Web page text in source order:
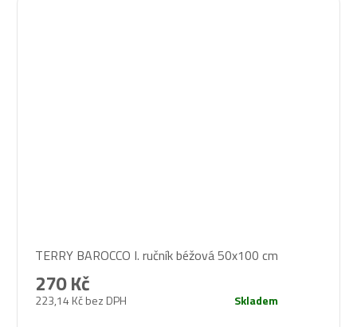
TERRY BAROCCO I. ručník béžová 50x100 cm
223,14 Kč bez DPH
270 Kč
Skladem